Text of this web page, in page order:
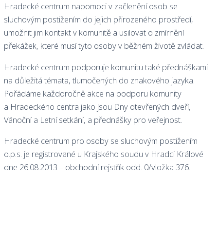
Hradecké centrum napomoci v začlenění osob se
sluchovým postižením do jejich přirozeného prostředí,
umožnit jim kontakt v komunitě a usilovat o zmírnění
překážek, které musí tyto osoby v běžném životě zvládat.
Hradecké centrum podporuje komunitu také přednáškami
na důležitá témata, tlumočených do znakového jazyka.
Pořádáme každoročně akce na podporu komunity
a Hradeckého centra jako jsou Dny otevřených dveří,
Vánoční a Letní setkání, a přednášky pro veřejnost.
Hradecké centrum pro osoby se sluchovým postižením
o.p.s. je registrované u Krajského soudu v Hradci Králové
dne 26.08.2013 – obchodní rejstřík odd. 0/vložka 376.